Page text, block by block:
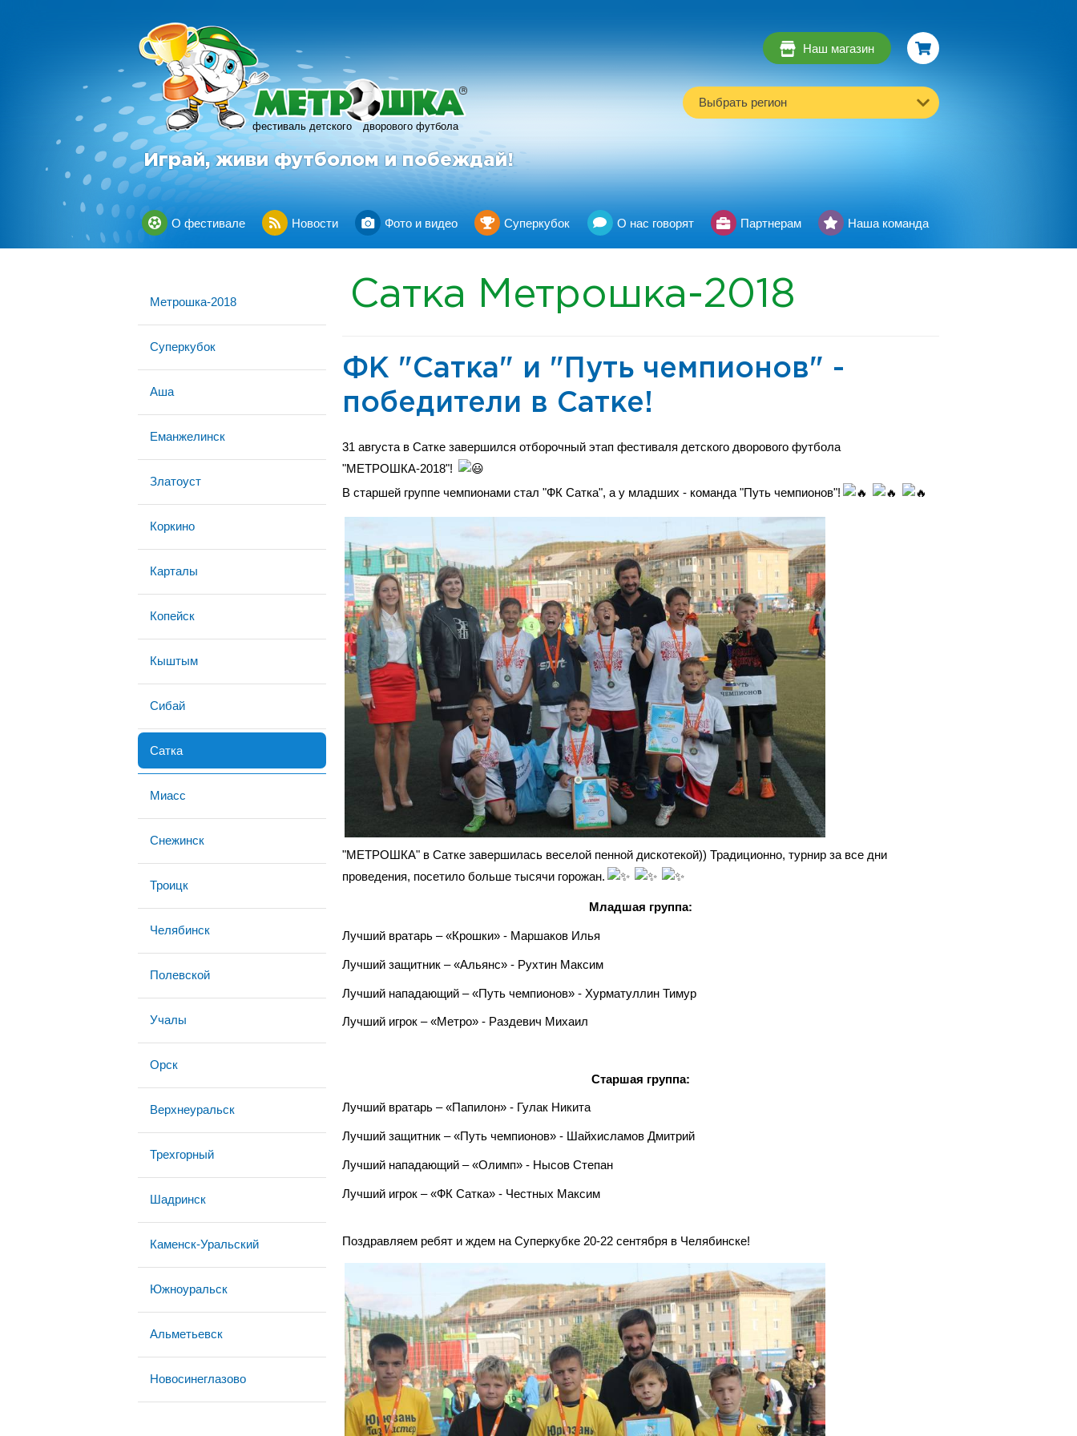
фестиваль детского дворового футбола
R
Играй, живи футболом и побеждай!
Наш магазин
Выбрать регион
О фестивале Новости Фото и видео Суперкубок О нас говорят Партнерам Наша команда
Метрошка-2018
Суперкубок
Аша
Еманжелинск
Златоуст
Коркино
Карталы
Копейск
Кыштым
Сибай
Сатка
Миасс
Снежинск
Троицк
Челябинск
Полевской
Учалы
Орск
Верхнеуральск
Трехгорный
Шадринск
Каменск-Уральский
Южноуральск
Альметьевск
Новосинеглазово
Сатка Метрошка-2018
ФК "Сатка" и "Путь чемпионов" -
победители в Сатке!
31 августа в Сатке завершился отборочный этап фестиваля детского дворового футбола
"МЕТРОШКА-2018"!
В старшей группе чемпионами стал "ФК Сатка", а у младших - команда "Путь чемпионов"!
"МЕТРОШКА" в Сатке завершилась веселой пенной дискотекой)) Традиционно, турнир за все дни
проведения, посетило больше тысячи горожан.
Младшая группа:
Лучший вратарь – «Крошки» - Маршаков Илья
Лучший защитник – «Альянс» - Рухтин Максим
Лучший нападающий – «Путь чемпионов» - Хурматуллин Тимур
Лучший игрок – «Метро» - Раздевич Михаил
Старшая группа:
Лучший вратарь – «Папилон» - Гулак Никита
Лучший защитник – «Путь чемпионов» - Шайхисламов Дмитрий
Лучший нападающий – «Олимп» - Нысов Степан
Лучший игрок – «ФК Сатка» - Честных Максим
Поздравляем ребят и ждем на Суперкубке 20-22 сентября в Челябинске!